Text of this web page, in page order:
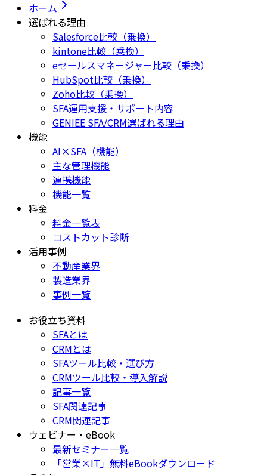
ホーム
選ばれる理由
Salesforce比較（乗換）
kintone比較（乗換）
eセールスマネージャー比較（乗換）
HubSpot比較（乗換）
Zoho比較（乗換）
SFA運用支援・サポート内容
GENIEE SFA/CRM選ばれる理由
機能
AI×SFA（機能）
主な管理機能
連携機能
機能一覧
料金
料金一覧表
コストカット診断
活用事例
不動産業界
製造業界
事例一覧
お役立ち資料
SFAとは
CRMとは
SFAツール比較・選び方
CRMツール比較・導入解説
記事一覧
SFA関連記事
CRM関連記事
ウェビナー・eBook
最新セミナー一覧
「営業×IT」無料eBookダウンロード